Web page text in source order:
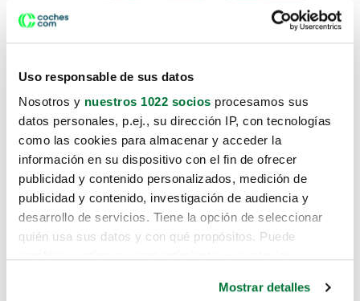
Uso responsable de sus datos
Nosotros y nuestros 1022 socios procesamos sus
datos personales, p.ej., su dirección IP, con tecnologías
como las cookies para almacenar y acceder la
información en su dispositivo con el fin de ofrecer
publicidad y contenido personalizados, medición de
publicidad y contenido, investigación de audiencia y
desarrollo de servicios. Tiene la opción de seleccionar
quién usa sus datos y con qué propósitos. Puede
Mostrar detalles
Lo sentimos, no sabemos como
te hemos traido hasta aquí.
Pero puedes encontrar el coche que estás
buscando en alguno de estos enlaces: